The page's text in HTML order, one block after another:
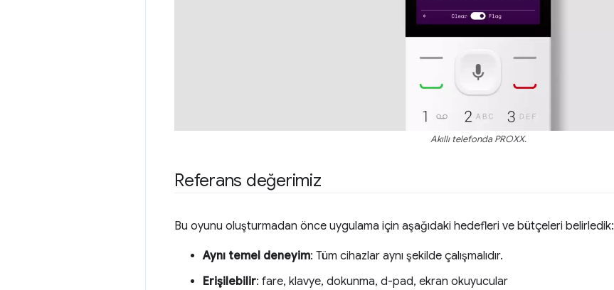
Akıllı telefonda PROXX.
Referans değerimiz
Bu oyunu oluşturmadan önce uygulama için aşağıdaki hedefleri ve bütçeleri belirledik:
Aynı temel deneyim: Tüm cihazlar aynı şekilde çalışmalıdır.
Erişilebilir: fare, klavye, dokunma, d-pad, ekran okuyucular